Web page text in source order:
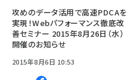
攻めのデータ活用で高速PDCAを
実現！Webパフォーマンス徹底改
善セミナー 2015年8月26日（水）
開催のお知らせ
2015年8月6日 10:53